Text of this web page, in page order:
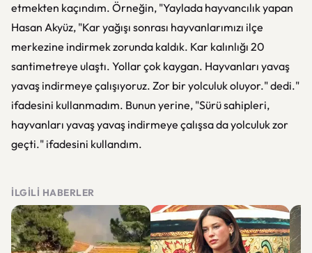
etmekten kaçındım. Örneğin, "Yaylada hayvancılık yapan
Hasan Akyüz, "Kar yağışı sonrası hayvanlarımızı ilçe
merkezine indirmek zorunda kaldık. Kar kalınlığı 20
santimetreye ulaştı. Yollar çok kaygan. Hayvanları yavaş
yavaş indirmeye çalışıyoruz. Zor bir yolculuk oluyor." dedi."
ifadesini kullanmadım. Bunun yerine, "Sürü sahipleri,
hayvanları yavaş yavaş indirmeye çalışsa da yolculuk zor
geçti." ifadesini kullandım.
İLGILI HABERLER